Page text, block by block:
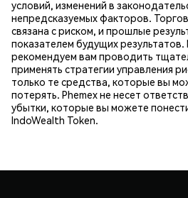
условий, изменений в
непредсказуемых факторов.
связана с риском, и прошлые
показателем будущих
рекомендуем вам проводить
применять стратегии управления
только те средства, которые вы
потерять. Phemex не несет
убытки, которые вы можете
IndoWealth Token.